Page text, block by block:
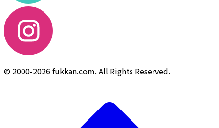
© 2000-2026 fukkan.com. All Rights Reserved.